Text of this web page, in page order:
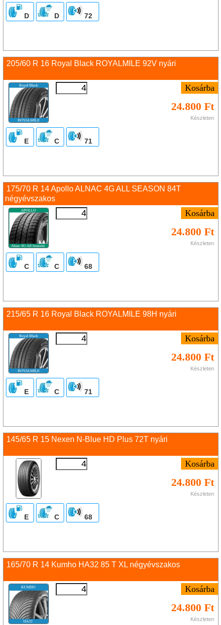
D D 72
205/60 R 16 Royal Black ROYALMILE 92V nyári
24.800 Ft
Készleten
E C 71
175/70 R 14 Apollo ALNAC 4G ALL SEASON 84T
négyévszakos
24.800 Ft
Készleten
C C 68
215/65 R 16 Royal Black ROYALMILE 98H nyári
24.800 Ft
Készleten
E C 71
145/65 R 15 Nexen N-Blue HD Plus 72T nyári
24.800 Ft
Készleten
E C 68
165/70 R 14 Kumho HA32 85 T XL négyévszakos
24.800 Ft
Készleten